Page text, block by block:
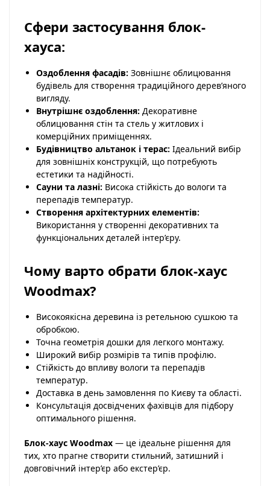
Сфери застосування блок-
хауса:
Оздоблення фасадів: Зовнішнє облицювання
будівель для створення традиційного дерев’яного
вигляду.
Внутрішнє оздоблення: Декоративне
облицювання стін та стель у житлових і
комерційних приміщеннях.
Будівництво альтанок і терас: Ідеальний вибір
для зовнішніх конструкцій, що потребують
естетики та надійності.
Сауни та лазні: Висока стійкість до вологи та
перепадів температур.
Створення архітектурних елементів:
Використання у створенні декоративних та
функціональних деталей інтер’єру.
Чому варто обрати блок-хаус
Woodmax?
Високоякісна деревина із ретельною сушкою та
обробкою.
Точна геометрія дошки для легкого монтажу.
Широкий вибір розмірів та типів профілю.
Стійкість до впливу вологи та перепадів
температур.
Доставка в день замовлення по Києву та області.
Консультація досвідчених фахівців для підбору
оптимального рішення.
Блок-хаус Woodmax — це ідеальне рішення для
тих, хто прагне створити стильний, затишний і
довговічний інтер’єр або екстер’єр.